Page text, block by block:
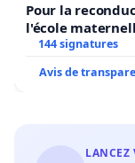
Pour la
l'école
2026/2027
144 signatures
Avis de
LANCEZ